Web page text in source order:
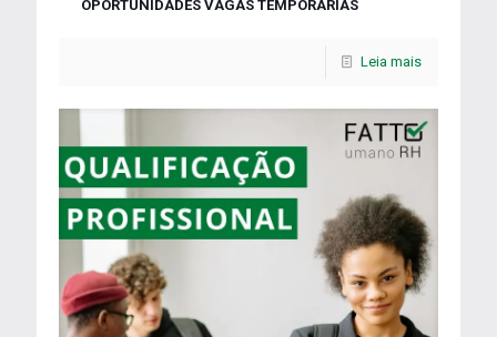
OPORTUNIDADES VAGAS TEMPORÁRIAS
Leia mais